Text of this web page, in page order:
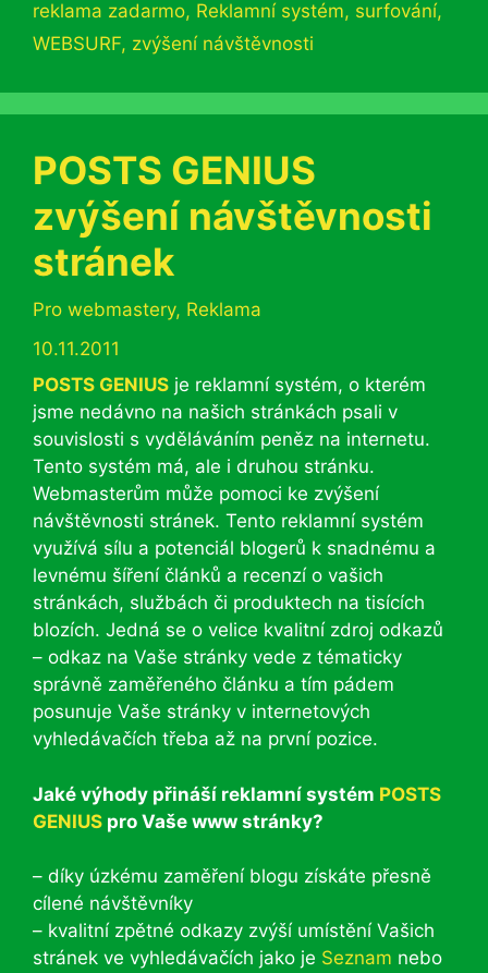
reklama zadarmo, Reklamní systém, surfování,
WEBSURF, zvýšení návštěvnosti
POSTS GENIUS
zvýšení návštěvnosti
stránek
Rubriky
Pro webmastery, Reklama
10.11.2011
POSTS GENIUS je reklamní systém, o kterém
jsme nedávno na našich stránkách psali v
souvislosti s vyděláváním peněz na internetu.
Tento systém má, ale i druhou stránku.
Webmasterům může pomoci ke zvýšení
návštěvnosti stránek. Tento reklamní systém
využívá sílu a potenciál blogerů k snadnému a
levnému šíření článků a recenzí o vašich
stránkách, službách či produktech na tisících
blozích. Jedná se o velice kvalitní zdroj odkazů
– odkaz na Vaše stránky vede z tématicky
správně zaměřeného článku a tím pádem
posunuje Vaše stránky v internetových
vyhledávačích třeba až na první pozice.
Jaké výhody přináší reklamní systém POSTS
GENIUS pro Vaše www stránky?
– díky úzkému zaměření blogu získáte přesně
cílené návštěvníky
– kvalitní zpětné odkazy zvýší umístění Vašich
stránek ve vyhledávačích jako je Seznam nebo